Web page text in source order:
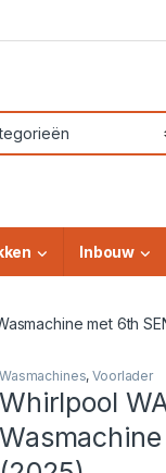
Inbouw
met 6th
Wasmachines,Voorlader
Whirlpool